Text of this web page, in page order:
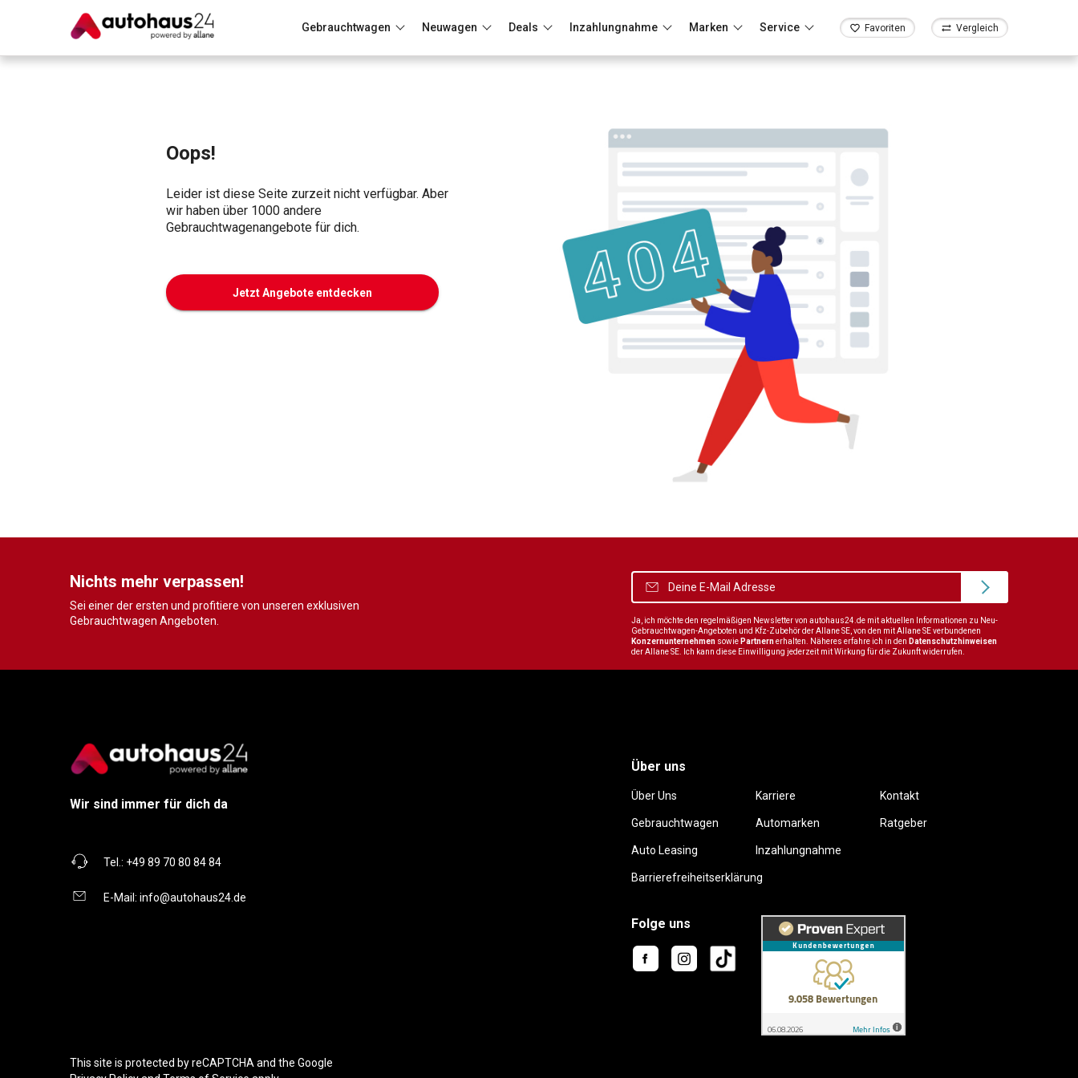
Gebrauchtwagen Neuwagen Deals Inzahlungnahme Marken Service Favoriten Vergleich
Oops!
Leider ist diese Seite zurzeit nicht verfügbar. Aber
wir haben über 1000 andere
Gebrauchtwagenangebote für dich.
Jetzt Angebote entdecken
Nichts mehr verpassen!
Sei einer der ersten und profitiere von unseren exklusiven
Gebrauchtwagen Angeboten.
Ja, ich möchte den regelmäßigen Newsletter von autohaus24.de mit aktuellen Informationen zu Neu-
Gebrauchtwagen-Angeboten und Kfz-Zubehör der Allane SE, von den mit Allane SE verbundenen
Konzernunternehmen sowie Partnernerhalten. Näheres erfahre ich in den Datenschutzhinweisen
der Allane SE. Ich kann diese Einwilligung jederzeit mit Wirkung für die Zukunft widerrufen.
Wir sind immer für dich da
Tel.: +49 89 70 80 84 84
E-Mail: info@autohaus24.de
Über uns
Über Uns Karriere Kontakt
Gebrauchtwagen Automarken Ratgeber
Auto Leasing Inzahlungnahme
Barrierefreiheitserklärung
Folge uns
This site is protected by reCAPTCHA and the Google